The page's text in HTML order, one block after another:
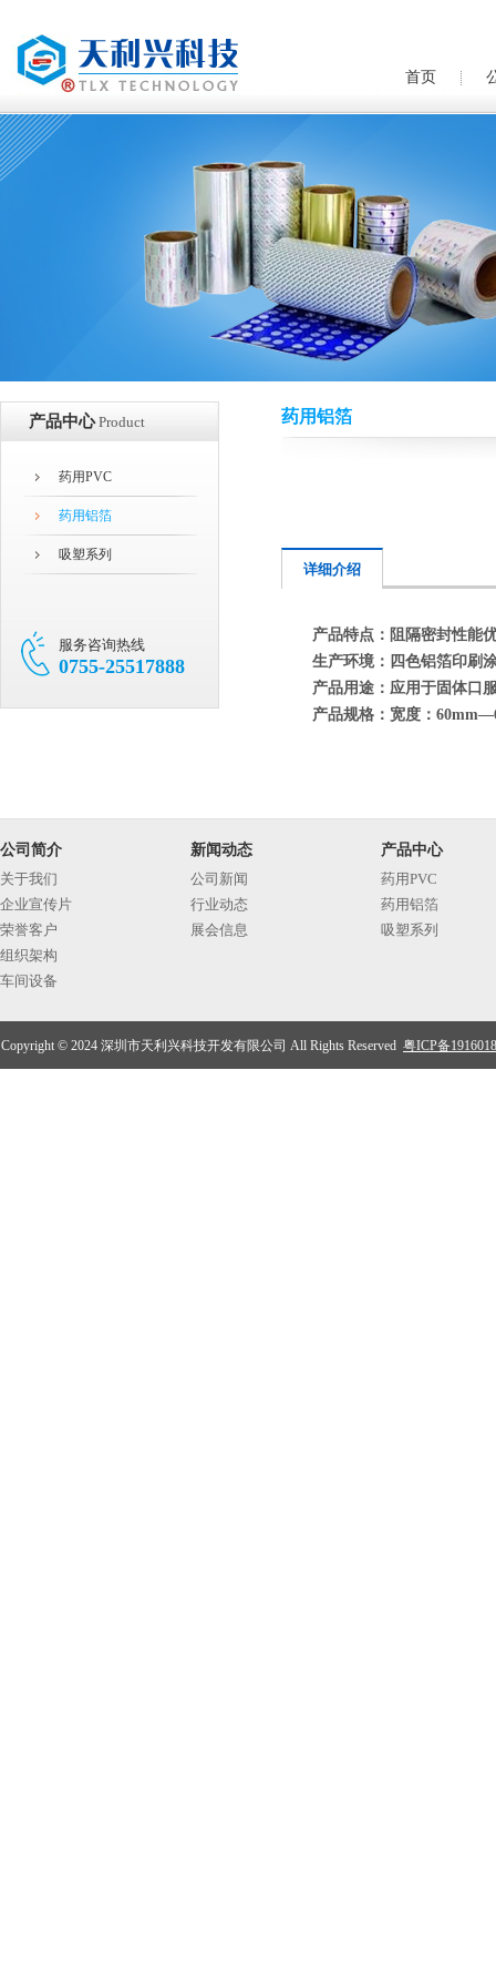
首页
产品中心Product
药用PVC
药用铝箔
吸塑系列
服务咨询热线
0755-25517888
药用铝箔
详细介绍
产品特点： 阻隔密封性能
生产环境： 四色铝箔印刷
产品用途： 应用于固体口
产品规格： 宽度：
公司简介
关于我们
企业宣传片
荣誉客户
组织架构
车间设备
新闻动态
公司新闻
行业动态
展会信息
产品中心
药用PVC
药用铝箔
吸塑系列
Copyright © 2024 深圳市天利兴科技开发有限公司 All Rights Reserved 粤ICP备